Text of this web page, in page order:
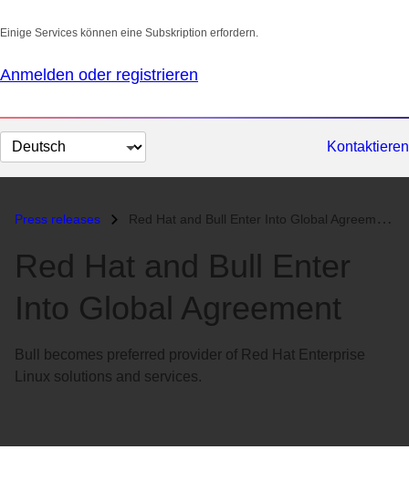
Einige Services können eine Subskription erfordern.
Anmelden oder registrieren
Sprache
auswählen
Kontaktieren
Press releases Red Hat and Bull Enter Into Global Agreement...
Red Hat and Bull Enter
Into Global Agreement
Bull becomes preferred provider of Red Hat Enterprise
Linux solutions and services.